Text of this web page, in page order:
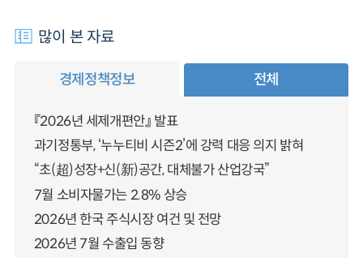
많이 본 자료
경제정책정보 전체
『2026년 세제개편안』 발표
과기정통부, ‘누누티비 시즌2’에 강력 대응 의지 밝혀
“초(超)성장+신(新)공간, 대체불가 산업강국”
7월 소비자물가는 2.8% 상승
2026년 한국 주식시장 여건 및 전망
2026년 7월 수출입 동향